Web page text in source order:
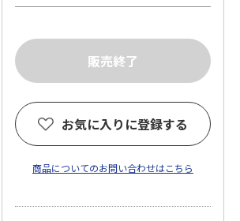
お気に入りに登録する
商品についてのお問い合わせはこちら